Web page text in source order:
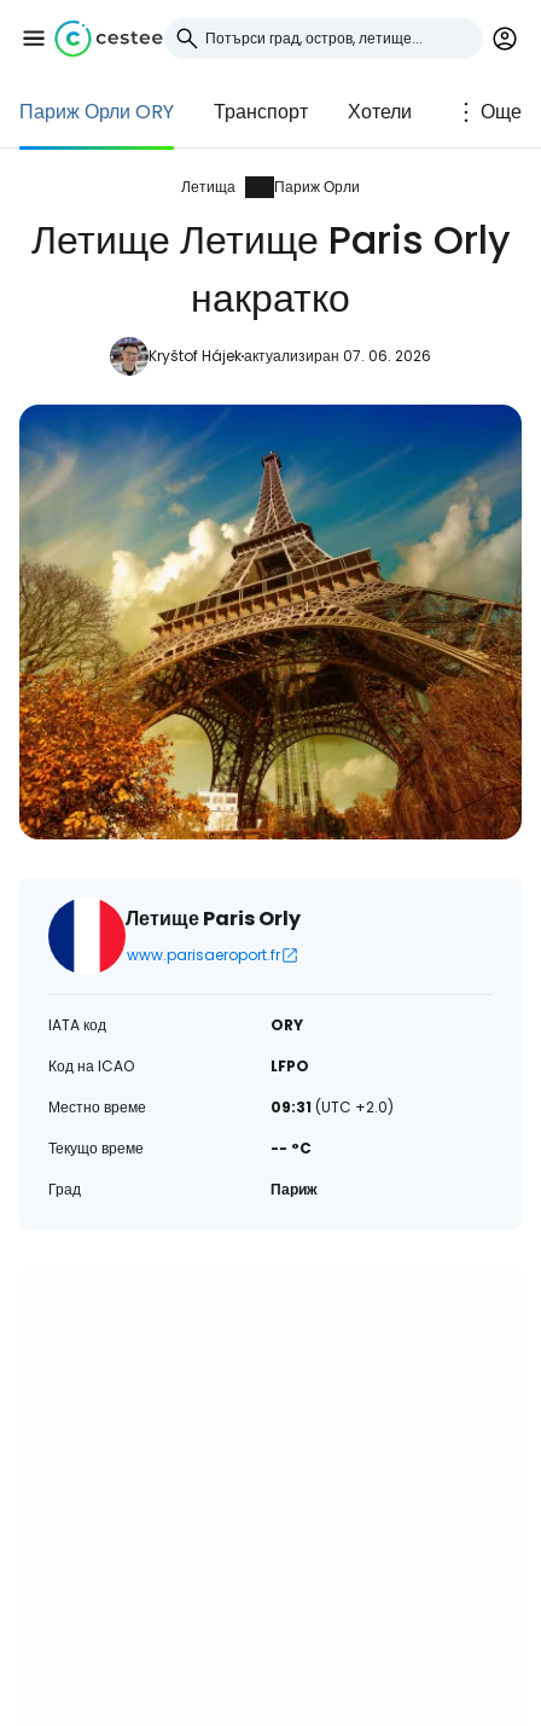
Париж Орли ORY Транспорт Хотели Още
Летища Париж Орли
Летище Летище Paris Orly
накратко
Kryštof Hájekактуализиран 07. 06. 2026
Летище Paris Orly
www.parisaeroport.fr
IATA код
ORY
Код на ICAO
LFPO
Местно време
09:31 (UTC +2.0)
Текущо време
-- °C
Град
Париж
Влезте в Cestee
... световната общност на туристите
Продължете с Google
Продължете с Facebook
Продължете с имейл